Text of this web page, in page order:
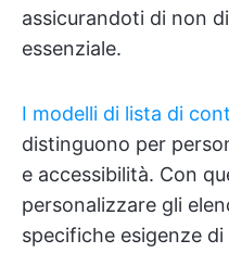
assicurandoti di non
essenziale.
I modelli di lista di
distinguono per
e accessibilità. Con
personalizzare gli
specifiche esigenze